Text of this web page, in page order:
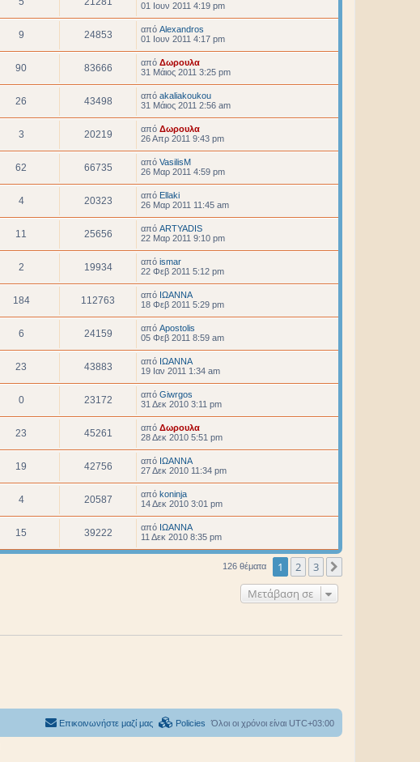
01 Ιουν 2011 4:19 pm
9 24853 από Alexandros
01 Ιουν 2011 4:17 pm
90 83666 από Δωρουλα
31 Μάιος 2011 3:25 pm
26 43498 από akaliakoukou
31 Μάιος 2011 2:56 am
3 20219 από Δωρουλα
26 Απρ 2011 9:43 pm
62 66735 από VasilisM
26 Μαρ 2011 4:59 pm
4 20323 από Ellaki
26 Μαρ 2011 11:45 am
11 25656 από ARTYADIS
22 Μαρ 2011 9:10 pm
2 19934 από ismar
22 Φεβ 2011 5:12 pm
184 112763 από ΙΩΑΝΝΑ
18 Φεβ 2011 5:29 pm
6 24159 από Apostolis
05 Φεβ 2011 8:59 am
23 43883 από ΙΩΑΝΝΑ
19 Ιαν 2011 1:34 am
0 23172 από Giwrgos
31 Δεκ 2010 3:11 pm
23 45261 από Δωρουλα
28 Δεκ 2010 5:51 pm
19 42756 από ΙΩΑΝΝΑ
27 Δεκ 2010 11:34 pm
4 20587 από koninja
14 Δεκ 2010 3:01 pm
15 39222 από ΙΩΑΝΝΑ
11 Δεκ 2010 8:35 pm
126 θέματα 1 2 3
Μετάβαση σε
Όλοι οι χρόνοι είναι UTC+03:00
Policies
Επικοινωνήστε μαζί μας